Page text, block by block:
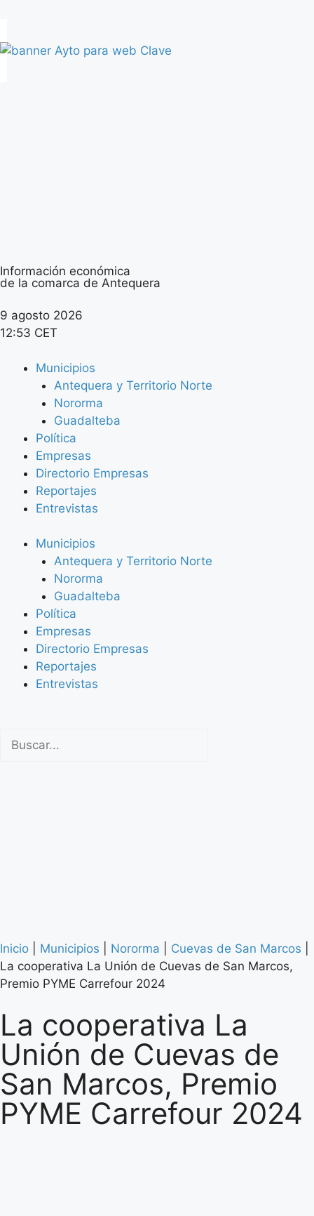
Información económica
de la comarca de Antequera
9 agosto 2026
12:53 CET
Municipios
Antequera y Territorio Norte
Nororma
Guadalteba
Política
Empresas
Directorio Empresas
Reportajes
Entrevistas
Municipios
Antequera y Territorio Norte
Nororma
Guadalteba
Política
Empresas
Directorio Empresas
Reportajes
Entrevistas
Inicio Municipios Nororma Cuevas de San Marcos
La cooperativa La Unión de Cuevas de San Marcos,
Premio PYME Carrefour 2024
La cooperativa La
Unión de Cuevas de
San Marcos, Premio
PYME Carrefour 2024